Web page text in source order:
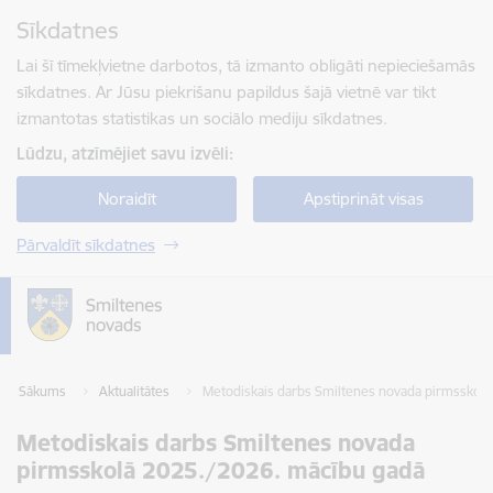
Sīkdatnes
Lai šī tīmekļvietne darbotos, tā izmanto obligāti nepieciešamās
sīkdatnes. Ar Jūsu piekrišanu papildus šajā vietnē var tikt
izmantotas statistikas un sociālo mediju sīkdatnes.
Lūdzu, atzīmējiet savu izvēli:
Noraidīt Apstiprināt visas
Pārvaldīt sīkdatnes
Sākums Aktualitātes Metodiskais darbs Smiltenes novada
Metodiskais darbs Smiltenes novada
pirmsskolā 2025./2026. mācību gadā